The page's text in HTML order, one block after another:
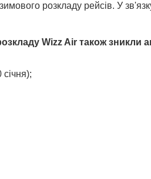
розкладу рейсів. У
Wizz Air також зникли